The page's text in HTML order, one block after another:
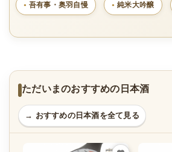
吾有事・奥羽自慢 純米大吟醸
ただいまのおすすめの日本酒
→ おすすめの日本酒を全て見る